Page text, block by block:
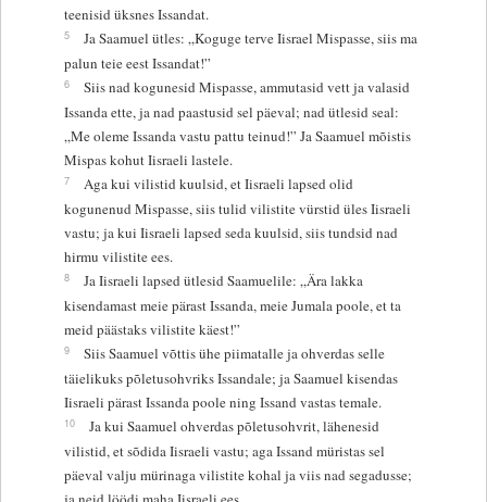
teenisid üksnes Issandat.
5
Ja Saamuel ütles: „Koguge terve Iisrael Mispasse, siis ma
palun teie eest Issandat!”
6
Siis nad kogunesid Mispasse, ammutasid vett ja valasid
Issanda ette, ja nad paastusid sel päeval; nad ütlesid seal:
„Me oleme Issanda vastu pattu teinud!” Ja Saamuel mõistis
Mispas kohut Iisraeli lastele.
7
Aga kui vilistid kuulsid, et Iisraeli lapsed olid
kogunenud Mispasse, siis tulid vilistite vürstid üles Iisraeli
vastu; ja kui Iisraeli lapsed seda kuulsid, siis tundsid nad
hirmu vilistite ees.
8
Ja Iisraeli lapsed ütlesid Saamuelile: „Ära lakka
kisendamast meie pärast Issanda, meie Jumala poole, et ta
meid päästaks vilistite käest!”
9
Siis Saamuel võttis ühe piimatalle ja ohverdas selle
täielikuks põletusohvriks Issandale; ja Saamuel kisendas
Iisraeli pärast Issanda poole ning Issand vastas temale.
10
Ja kui Saamuel ohverdas põletusohvrit, lähenesid
vilistid, et sõdida Iisraeli vastu; aga Issand müristas sel
päeval valju mürinaga vilistite kohal ja viis nad segadusse;